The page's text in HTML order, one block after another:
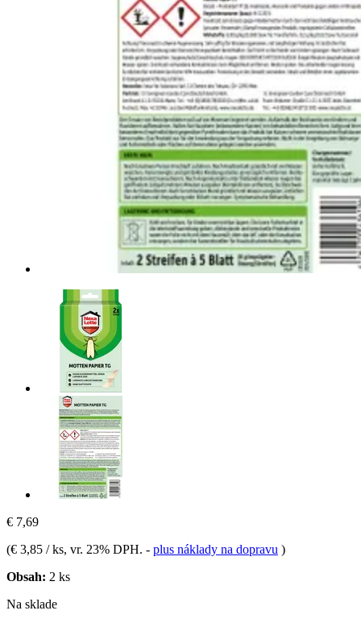
€ 7,69
(€ 3,85 / ks, vr. 23% DPH. - plus náklady na dopravu )
Obsah: 2 ks
Na sklade